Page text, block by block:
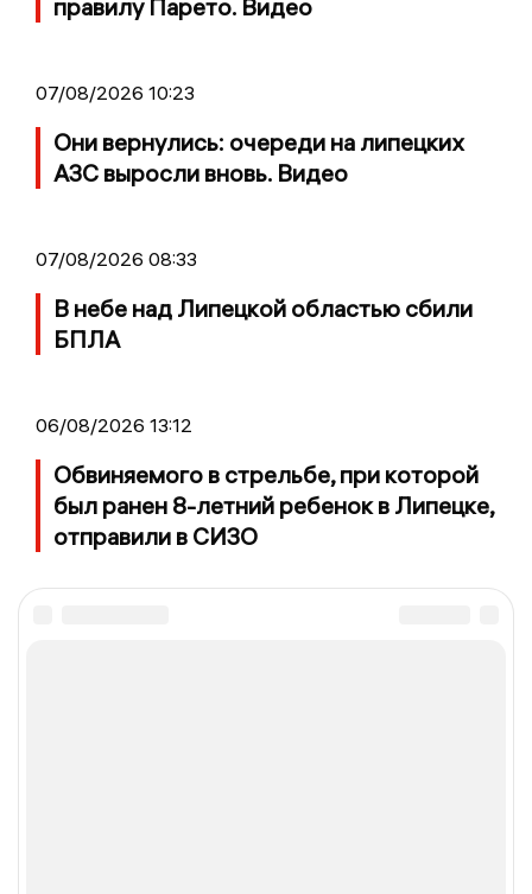
правилу Парето. Видео
07/08/2026 10:23
Они вернулись: очереди на липецких
АЗС выросли вновь. Видео
07/08/2026 08:33
В небе над Липецкой областью сбили
БПЛА
06/08/2026 13:12
Обвиняемого в стрельбе, при которой
был ранен 8-летний ребенок в Липецке,
отправили в СИЗО